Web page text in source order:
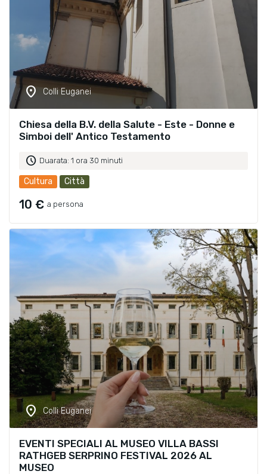
location_on Colli Euganei
Chiesa della B.V. della Salute - Este - Donne e
Simboi dell' Antico Testamento
schedule Duarata: 1 ora 30 minuti
Cultura Città
10 € a persona
location_on Colli Euganei
EVENTI SPECIALI AL MUSEO VILLA BASSI
RATHGEB SERPRINO FESTIVAL 2026 AL
MUSEO